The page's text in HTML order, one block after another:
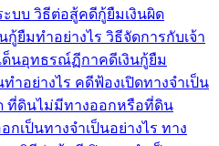
บบ วิธีต่อสู้คดีกู้ยืมเงินผิด
ยืมทำอย่างไร วิธีจัดการกับเจ้า
ด็นอุทธรณ์ฏีกาคดีเงินกู้ยืม
ำอย่างไร คดีฟ้องเปิดทางจำเป็น
ที่ดินไม่มีทางออกหรือที่ดิน
เป็นทางจำเป็นอย่างไร ทาง